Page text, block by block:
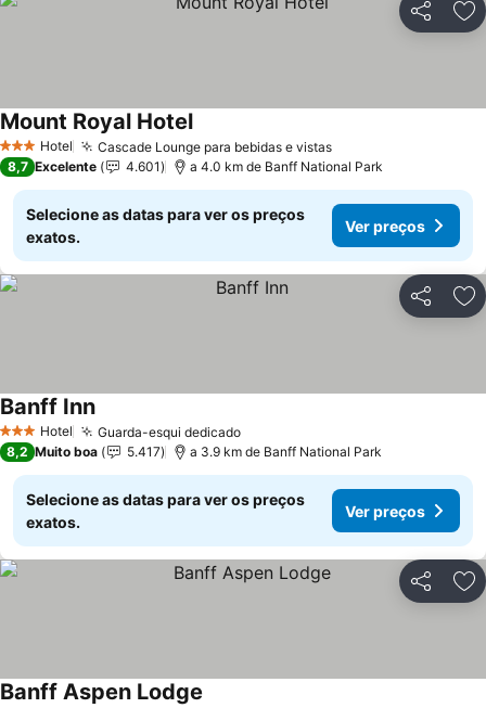
Partilhar
3 EstrelasHotel Cascade Lounge para bebidas e vistas
Mount Royal Hotel
8,7 Excelente 4.601 a 4.0 km de Banff National Park
Selecione as datas para ver os preços
exatos.
Ver preços
Partilhar
3 EstrelasHotel Guarda-esqui dedicado
Banff Inn
8,2 Muito boa 5.417 a 3.9 km de Banff National Park
Selecione as datas para ver os preços
exatos.
Ver preços
Partilhar
Banff Aspen Lodge